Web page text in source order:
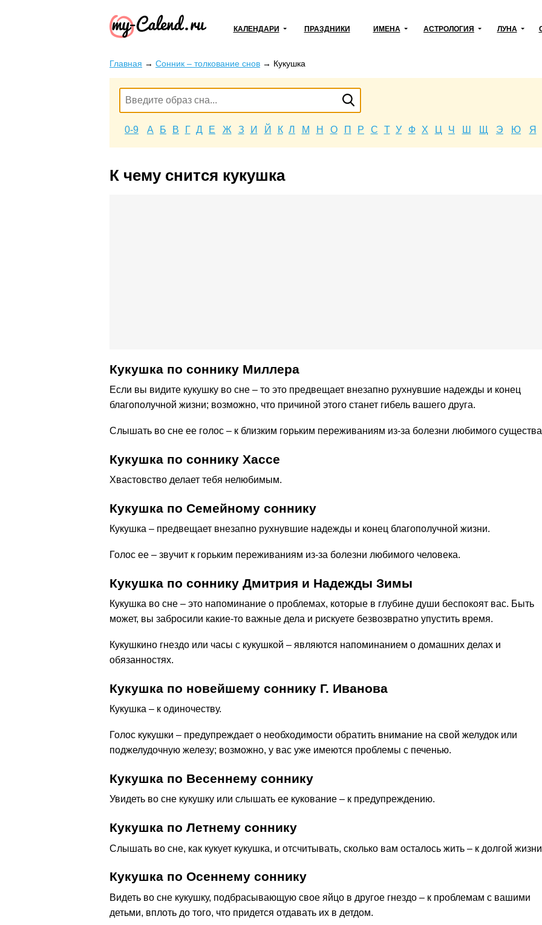
КАЛЕНДАРИ ПРАЗДНИКИ ИМЕНА АСТРОЛОГИЯ ЛУНА
Главная → Сонник – толкование снов → Кукушка
0-9 А Б В Г Д Е Ж З И Й К Л М Н О П Р С Т У Ф Х Ц Ч Ш Щ Э Ю Я
К чему снится кукушка
Кукушка по cоннику Миллера
Если вы видите кукушку во сне – то это предвещает внезапно рухнувшие надежды и конец
благополучной жизни; возможно, что причиной этого станет гибель вашего друга.
Слышать во сне ее голос – к близким горьким переживаниям из-за болезни любимого
Кукушка по соннику Хассе
Хвастовство делает тебя нелюбимым.
Кукушка по Семейному соннику
Кукушка – предвещает внезапно рухнувшие надежды и конец благополучной жизни.
Голос ее – звучит к горьким переживаниям из-за болезни любимого человека.
Кукушка по соннику Дмитрия и Надежды Зимы
Кукушка во сне – это напоминание о проблемах, которые в глубине души беспокоят вас. Быть
может, вы забросили какие-то важные дела и рискуете безвозвратно упустить время.
Кукушкино гнездо или часы с кукушкой – являются напоминанием о домашних делах и
обязанностях.
Кукушка по новейшему соннику Г. Иванова
Кукушка – к одиночеству.
Голос кукушки – предупреждает о необходимости обратить внимание на свой желудок или
поджелудочную железу; возможно, у вас уже имеются проблемы с печенью.
Кукушка по Весеннему соннику
Увидеть во сне кукушку или слышать ее кукование – к предупреждению.
Кукушка по Летнему соннику
Слышать во сне, как кукует кукушка, и отсчитывать, сколько вам осталось жить – к долгой
Кукушка по Осеннему соннику
Видеть во сне кукушку, подбрасывающую свое яйцо в другое гнездо – к проблемам с вашими
детьми, вплоть до того, что придется отдавать их в детдом.